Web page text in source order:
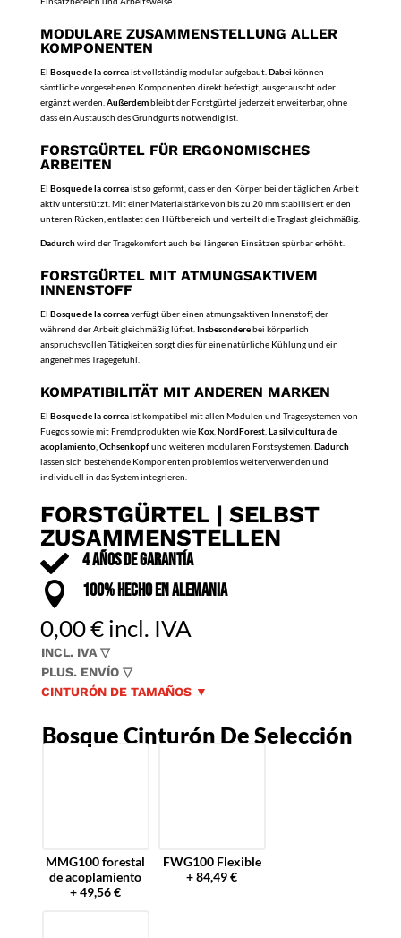
MODULARE ZUSAMMENSTELLUNG ALLER
KOMPONENTEN
El Bosque de la correaist vollständig modular aufgebaut. Dabei können
sämtliche vorgesehenen Komponenten direkt befestigt, ausgetauscht oder
ergänzt werden. Außerdembleibt der Forstgürtel jederzeit erweiterbar, ohne
dass ein Austausch des Grundgurts notwendig ist.
FORSTGÜRTEL FÜR ERGONOMISCHES
ARBEITEN
El Bosque de la correaist so geformt, dass er den Körper bei der täglichen Arbeit
aktiv unterstützt. Mit einer Materialstärke von bis zu 20 mm stabilisiert er den
unteren Rücken, entlastet den Hüftbereich und verteilt die Traglast gleichmäßig.
Dadurchwird der Tragekomfort auch bei längeren Einsätzen spürbar erhöht.
FORSTGÜRTEL MIT ATMUNGSAKTIVEM
INNENSTOFF
El Bosque de la correaverfügt über einen atmungsaktiven Innenstoff, der
während der Arbeit gleichmäßig lüftet. Insbesonderebei körperlich
anspruchsvollen Tätigkeiten sorgt dies für eine natürliche Kühlung und ein
angenehmes Tragegefühl.
KOMPATIBILITÄT MIT ANDEREN MARKEN
El Bosque de la correaist kompatibel mit allen Modulen und Tragesystemen von
Fuegos sowie mit Fremdprodukten wieKox, NordForest, La silvicultura de
acoplamiento, Ochsenkopfund weiteren modularen Forstsystemen. Dadurch
lassen sich bestehende Komponenten problemlos weiterverwenden und
individuell in das System integrieren.
FORSTGÜRTEL | SELBST
ZUSAMMENSTELLEN
 4 AÑOS DE GARANTÍA
 100% HECHO EN ALEMANIA
0,00€incl. IVA
INCL. IVA ▽
PLUS. ENVÍO ▽
CINTURÓN DE TAMAÑOS ▼
Bosque Cinturón De Selección
MMG100 forestal
de acoplamiento
+ 49,56 €
FWG100 Flexible
+ 84,49 €